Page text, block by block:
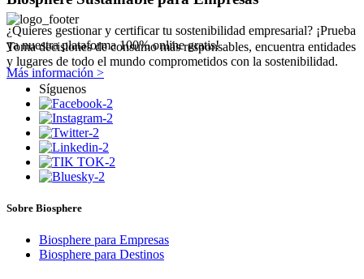
¿Quieres gestionar y certificar tu sostenibilidad empresarial? ¡Prueba
ya nuestra plataforma 100% online gratis!
Más información >
Toma decisiones de consumo más responsables, encuentra entidades
y lugares de todo el mundo comprometidos con la sostenibilidad.
Síguenos
Sobre Biosphere
Biosphere para Empresas
Biosphere para Destinos